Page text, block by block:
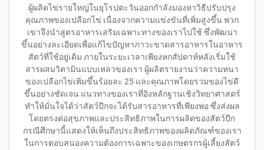
ผู้ผลิตไข่รายใหญ่ในยุโรปตะวันออกกำลังมองหาวิธีปรับปรุง
คุณภาพของเปลือกไข่ เนื่องจากความแข่งขันที่เพิ่มสูงขึ้น พวก
เขาจึงนำสูตรอาหารเสริมเฉพาะทางของเราไปใช้ ซึ่งพัฒนา
ขึ้นอย่างละเอียดเพื่อแก้ไขปัญหาภาวะขาดสารอาหารในอาหาร
สัตว์ที่ใช้อยู่เดิม ภายในระยะเวลาเพียงหกสัปดาห์หลังเริ่มใช้
สารผสมวิตามินแบบเหลวของเรา ผู้ผลิตรายงานว่าความหนา
ของเปลือกไข่เพิ่มขึ้นร้อยละ 25 และคุณภาพโดยรวมของไข่ดี
ขึ้นอย่างชัดเจน แนวทางของเราที่อิงหลักฐานเชิงวิทยาศาสตร์
ทำให้มั่นใจได้ว่าสัตว์ปีกจะได้รับสารอาหารที่เพียงพอ ซึ่งส่งผล
โดยตรงต่อสุขภาพและประสิทธิภาพในการผลิตของสัตว์ปีก
กรณีศึกษานี้แสดงให้เห็นถึงประสิทธิภาพของผลิตภัณฑ์ของเรา
ในการตอบสนองความต้องการเฉพาะของเกษตรกรผู้เลี้ยงสัตว์